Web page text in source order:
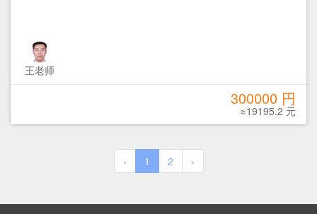
王老师
300000 円
≈19195.2 元
‹ 1 2 ›